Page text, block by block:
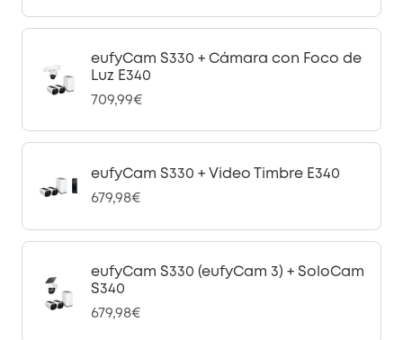
eufyCam S330 + Cámara con Foco de
Luz E340
709,99€
eufyCam S330 + Video Timbre E340
679,98€
eufyCam S330 (eufyCam 3) + SoloCam
S340
679,98€